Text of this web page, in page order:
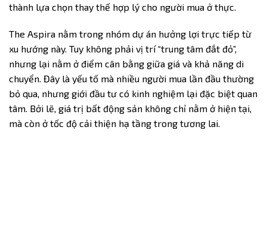
thành lựa chọn thay thế hợp lý cho người mua ở thực.
The Aspira nằm trong nhóm dự án hưởng lợi trực tiếp từ
xu hướng này. Tuy không phải vị trí “trung tâm đắt đỏ”,
nhưng lại nằm ở điểm cân bằng giữa giá và khả năng di
chuyển. Đây là yếu tố mà nhiều người mua lần đầu thường
bỏ qua, nhưng giới đầu tư có kinh nghiệm lại đặc biệt quan
tâm. Bởi lẽ, giá trị bất động sản không chỉ nằm ở hiện tại,
mà còn ở tốc độ cải thiện hạ tầng trong tương lai.